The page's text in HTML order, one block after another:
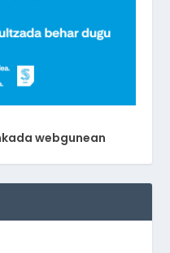
webgunean